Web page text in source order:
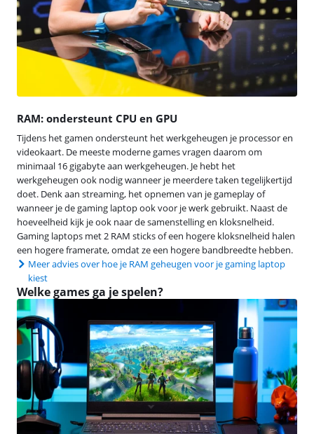
RAM: ondersteunt CPU en GPU
Tijdens het gamen ondersteunt het werkgeheugen je processor en
videokaart. De meeste moderne games vragen daarom om
minimaal 16 gigabyte aan werkgeheugen. Je hebt het
werkgeheugen ook nodig wanneer je meerdere taken tegelijkertijd
doet. Denk aan streaming, het opnemen van je gameplay of
wanneer je de gaming laptop ook voor je werk gebruikt. Naast de
hoeveelheid kijk je ook naar de samenstelling en kloksnelheid.
Gaming laptops met 2 RAM sticks of een hogere kloksnelheid halen
een hogere framerate, omdat ze een hogere bandbreedte hebben.
Meer advies over hoe je RAM geheugen voor je gaming laptop
kiest
Welke games ga je spelen?